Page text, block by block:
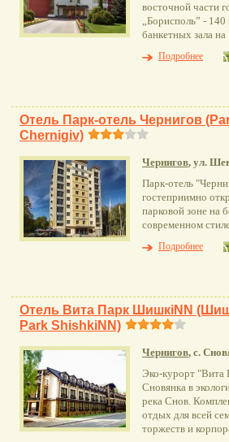
восточной части
„Борисполь” -
банкетных зала на
Подробнее
Отель Парк-отель Чернигов
Chernigiv)
Чернигов, ул.
Парк-отель
гостеприимно
парковой зоне на
современном
Подробнее
Отель Вита Парк ШишкіNN
Park ShishkіNN)
Чернигов, с.
Эко-курорт "Вита
Сновянка в
река Снов.
отдых для всей
торжеств и